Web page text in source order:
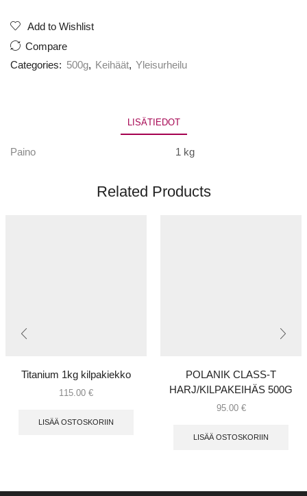
500G
määrä
Add to Wishlist
Compare
Categories: 500g, Keihäät, Yleisurheilu
LISÄTIEDOT
Paino 1 kg
Related Products
Titanium 1kg kilpakiekko
115.00 €
LISÄÄ OSTOSKORIIN
POLANIK CLASS-T
HARJ/KILPAKEIHÄS 500G
95.00 €
LISÄÄ OSTOSKORIIN